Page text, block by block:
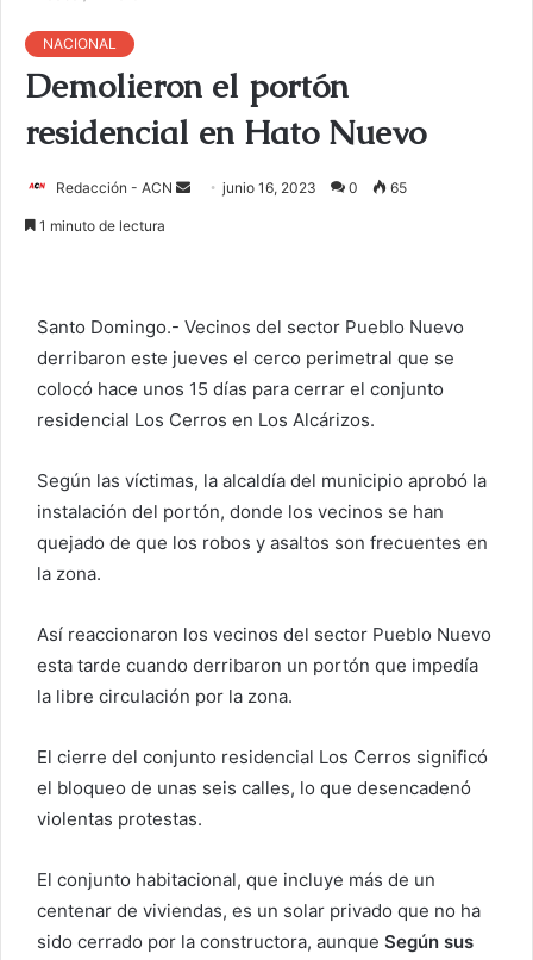
NACIONAL
Demolieron el portón
residencial en Hato Nuevo
Redacción - ACN
r
u
n
c
r
r
e
c
ó
n
i
o
junio 16, 2023 0 65
1 minuto de lectura
Santo Domingo.- Vecinos del sector Pueblo Nuevo
derribaron este jueves el cerco perimetral que se
colocó hace unos 15 días para cerrar el conjunto
residencial Los Cerros en Los Alcárizos.
Según las víctimas, la alcaldía del municipio aprobó la
instalación del portón, donde los vecinos se han
quejado de que los robos y asaltos son frecuentes en
la zona.
Así reaccionaron los vecinos del sector Pueblo Nuevo
esta tarde cuando derribaron un portón que impedía
la libre circulación por la zona.
El cierre del conjunto residencial Los Cerros significó
el bloqueo de unas seis calles, lo que desencadenó
violentas protestas.
El conjunto habitacional, que incluye más de un
centenar de viviendas, es un solar privado que no ha
sido cerrado por la constructora, aunque Según sus